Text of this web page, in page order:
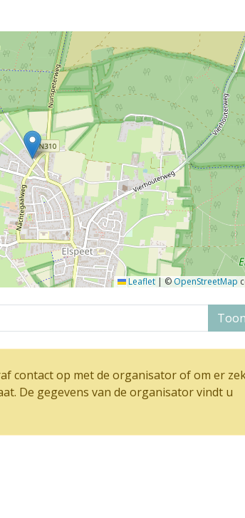
Leaflet | ©OpenStreetMap
contact op met de organisator of om er
De gegevens van de organisator vindt u